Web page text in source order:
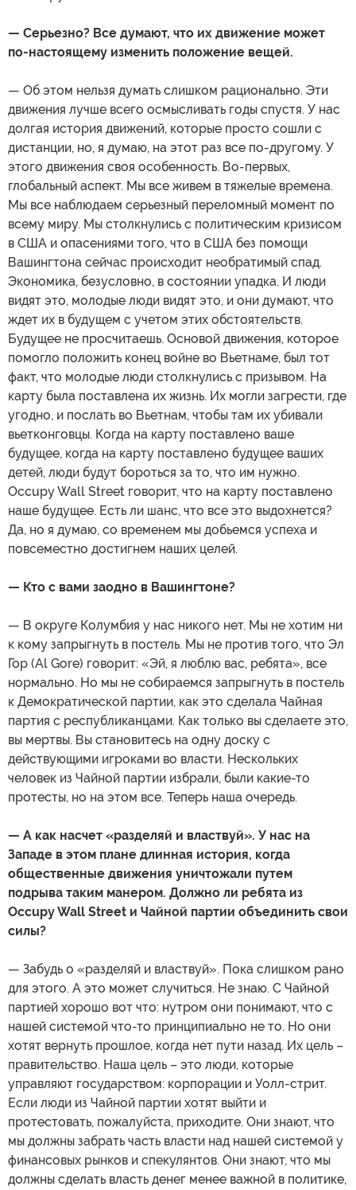
— Серьезно? Все думают, что их движение может
по-настоящему изменить положение вещей.
— Об этом нельзя думать слишком рационально. Эти
движения лучше всего осмысливать годы спустя. У нас
долгая история движений, которые просто сошли с
дистанции, но, я думаю, на этот раз все по-другому. У
этого движения своя особенность. Во-первых,
глобальный аспект. Мы все живем в тяжелые времена.
Мы все наблюдаем серьезный переломный момент по
всему миру. Мы столкнулись с политическим кризисом
в США и опасениями того, что в США без помощи
Вашингтона сейчас происходит необратимый спад.
Экономика, безусловно, в состоянии упадка. И люди
видят это, молодые люди видят это, и они думают, что
ждет их в будущем с учетом этих обстоятельств.
Будущее не просчитаешь. Основой движения, которое
помогло положить конец войне во Вьетнаме, был тот
факт, что молодые люди столкнулись с призывом. На
карту была поставлена их жизнь. Их могли загрести, где
угодно, и послать во Вьетнам, чтобы там их убивали
вьетконговцы. Когда на карту поставлено ваше
будущее, когда на карту поставлено будущее ваших
детей, люди будут бороться за то, что им нужно.
Occupy Wall Street говорит, что на карту поставлено
наше будущее. Есть ли шанс, что все это выдохнется?
Да, но я думаю, со временем мы добьемся успеха и
повсеместно достигнем наших целей.
— Кто с вами заодно в Вашингтоне?
— В округе Колумбия у нас никого нет. Мы не хотим ни
к кому запрыгнуть в постель. Мы не против того, что Эл
Гор (Al Gore) говорит: «Эй, я люблю вас, ребята», все
нормально. Но мы не собираемся запрыгнуть в постель
к Демократической партии, как это сделала Чайная
партия с республиканцами. Как только вы сделаете это,
вы мертвы. Вы становитесь на одну доску с
действующими игроками во власти. Нескольких
человек из Чайной партии избрали, были какие-то
протесты, но на этом все. Теперь наша очередь.
— А как насчет «разделяй и властвуй». У нас на
Западе в этом плане длинная история, когда
общественные движения уничтожали путем
подрыва таким манером. Должно ли ребята из
Occupy Wall Street и Чайной партии объединить свои
силы?
— Забудь о «разделяй и властвуй». Пока слишком рано
для этого. А это может случиться. Не знаю. С Чайной
партией хорошо вот что: нутром они понимают, что с
нашей системой что-то принципиально не то. Но они
хотят вернуть прошлое, когда нет пути назад. Их цель –
правительство. Наша цель – это люди, которые
управляют государством: корпорации и Уолл-стрит.
Если люди из Чайной партии хотят выйти и
протестовать, пожалуйста, приходите. Они знают, что
мы должны забрать часть власти над нашей системой у
финансовых рынков и спекулянтов. Они знают, что мы
должны сделать власть денег менее важной в политике,